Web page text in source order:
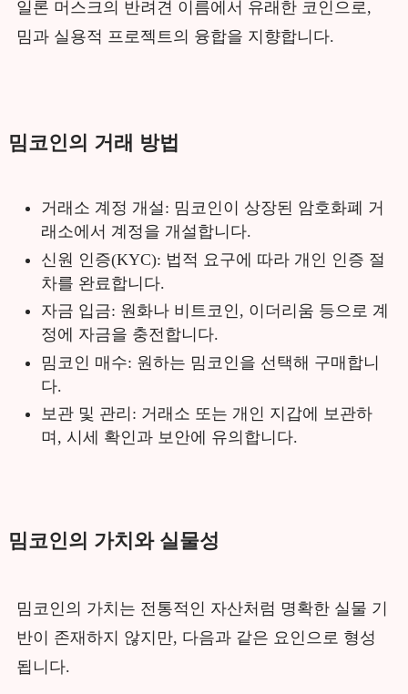
일론 머스크의 반려견 이름에서 유래한 코인으로,
밈과 실용적 프로젝트의 융합을 지향합니다.
밈코인의 거래 방법
거래소 계정 개설: 밈코인이 상장된 암호화폐 거
래소에서 계정을 개설합니다.
신원 인증(KYC): 법적 요구에 따라 개인 인증 절
차를 완료합니다.
자금 입금: 원화나 비트코인, 이더리움 등으로 계
정에 자금을 충전합니다.
밈코인 매수: 원하는 밈코인을 선택해 구매합니
다.
보관 및 관리: 거래소 또는 개인 지갑에 보관하
며, 시세 확인과 보안에 유의합니다.
밈코인의 가치와 실물성
밈코인의 가치는 전통적인 자산처럼 명확한 실물 기
반이 존재하지 않지만, 다음과 같은 요인으로 형성
됩니다.